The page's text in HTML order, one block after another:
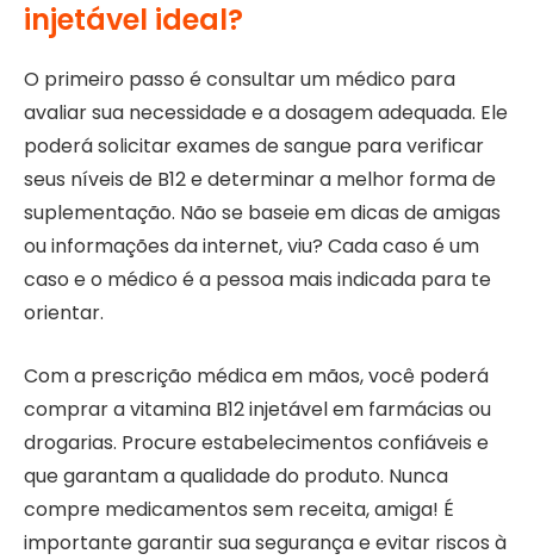
injetável ideal?
O primeiro passo é consultar um médico para
avaliar sua necessidade e a dosagem adequada. Ele
poderá solicitar exames de sangue para verificar
seus níveis de B12 e determinar a melhor forma de
suplementação. Não se baseie em dicas de amigas
ou informações da internet, viu? Cada caso é um
caso e o médico é a pessoa mais indicada para te
orientar.
Com a prescrição médica em mãos, você poderá
comprar a vitamina B12 injetável em farmácias ou
drogarias. Procure estabelecimentos confiáveis e
que garantam a qualidade do produto. Nunca
compre medicamentos sem receita, amiga! É
importante garantir sua segurança e evitar riscos à